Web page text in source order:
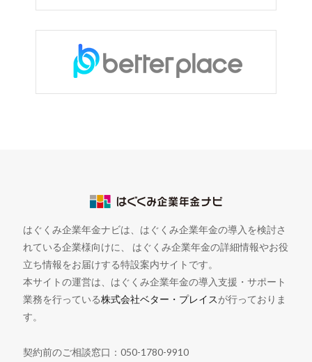
はぐくみ企業年金ナビは、はぐくみ企業年金の導入を検討さ
れている企業様向けに、 はぐくみ企業年金の詳細情報やお役
立ち情報をお届けする特設案内サイトです。
本サイトの運営は、はぐくみ企業年金の導入支援・サポート
業務を行っている株式会社ベター・プレイスが行っておりま
す。
契約前のご相談窓口：050-1780-9910